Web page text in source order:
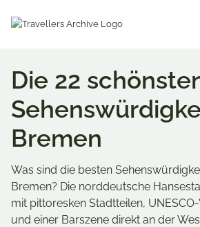
Die 22
Bremen
Was sind die besten
Bremen? Die norddeutsche
mit pittoresken Stadtteilen,
und einer Barszene direkt an der